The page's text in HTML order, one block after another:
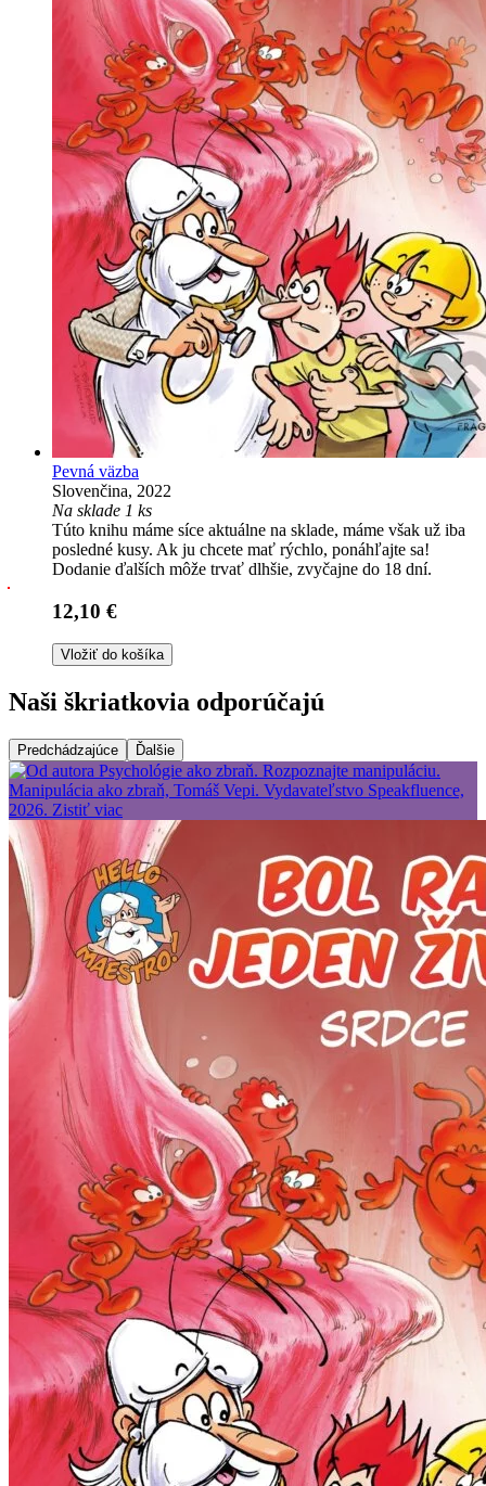
Pevná väzba
Slovenčina, 2022
Na sklade 1 ks
Túto knihu máme síce aktuálne na sklade, máme však už iba
posledné kusy. Ak ju chcete mať rýchlo, ponáhľajte sa!
Dodanie ďalších môže trvať dlhšie, zvyčajne do 18 dní.
12,10 €
Vložiť do košíka
Naši škriatkovia odporúčajú
Predchádzajúce Ďalšie